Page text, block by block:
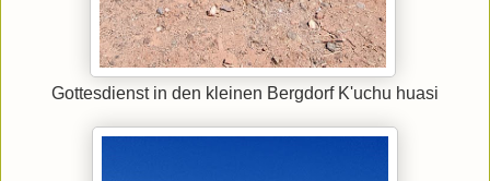
Gottesdienst in den kleinen Bergdorf K'uchu huasi